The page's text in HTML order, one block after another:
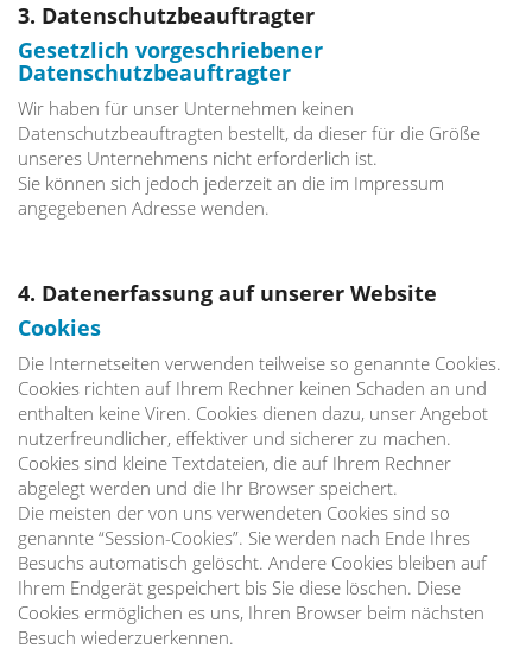
3. Datenschutzbeauftragter
Gesetzlich vorgeschriebener
Datenschutzbeauftragter
Wir haben für unser Unternehmen keinen
Datenschutzbeauftragten bestellt, da dieser für die Größe
unseres Unternehmens nicht erforderlich ist.
Sie können sich jedoch jederzeit an die im Impressum
angegebenen Adresse wenden.
4. Datenerfassung auf unserer Website
Cookies
Die Internetseiten verwenden teilweise so genannte Cookies.
Cookies richten auf Ihrem Rechner keinen Schaden an und
enthalten keine Viren. Cookies dienen dazu, unser Angebot
nutzerfreundlicher, effektiver und sicherer zu machen.
Cookies sind kleine Textdateien, die auf Ihrem Rechner
abgelegt werden und die Ihr Browser speichert.
Die meisten der von uns verwendeten Cookies sind so
genannte “Session-Cookies”. Sie werden nach Ende Ihres
Besuchs automatisch gelöscht. Andere Cookies bleiben auf
Ihrem Endgerät gespeichert bis Sie diese löschen. Diese
Cookies ermöglichen es uns, Ihren Browser beim nächsten
Besuch wiederzuerkennen.